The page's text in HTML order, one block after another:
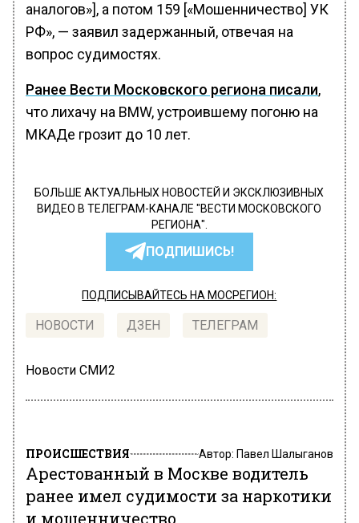
аналогов»], а потом 159 [«Мошенничество] УК
РФ», — заявил задержанный, отвечая на
вопрос судимостях.
Ранее Вести Московского региона писали,
что лихачу на BMW, устроившему погоню на
МКАДе грозит до 10 лет.
БОЛЬШЕ АКТУАЛЬНЫХ НОВОСТЕЙ И ЭКСКЛЮЗИВНЫХ
ВИДЕО В ТЕЛЕГРАМ-КАНАЛЕ "ВЕСТИ МОСКОВСКОГО
РЕГИОНА".
ПОДПИШИСЬ!
ПОДПИСЫВАЙТЕСЬ НА МОСРЕГИОН:
НОВОСТИ ДЗЕН ТЕЛЕГРАМ
Новости СМИ2
ПРОИСШЕСТВИЯ Автор: Павел Шалыганов
Арестованный в Москве водитель
ранее имел судимости за наркотики
и мошенничество